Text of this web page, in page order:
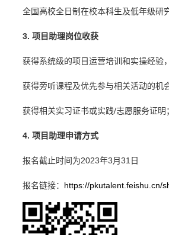
全国高校全日制在校本科生及低年级研
3. 项目助理岗位收获
获得系统级的项目运营培训和实操经验
获得旁听课程及优先参与相关活动的机会
获得相关实习证书或实践/志愿服务证明；
4. 项目助理申请方式
报名截止时间为2023年3月31日
报名链接： https://pkutalent.feishu.cn/